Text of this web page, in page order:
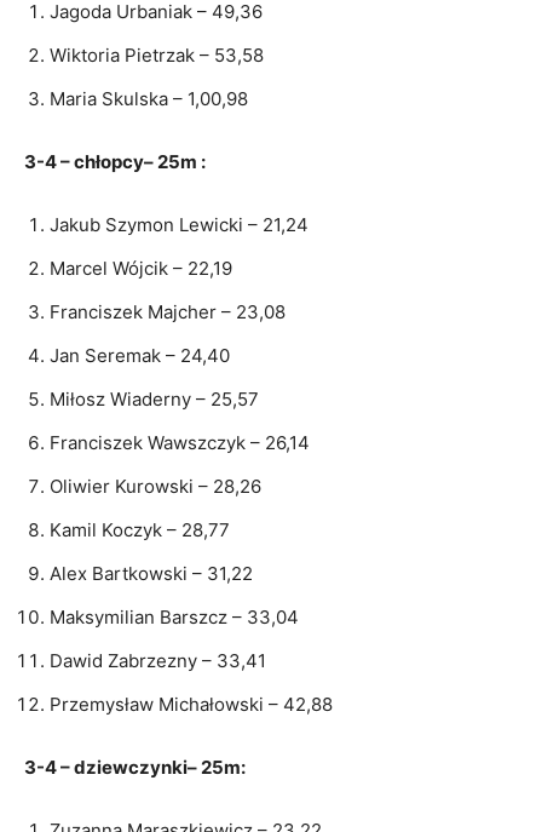
Jagoda Urbaniak – 49,36
Wiktoria Pietrzak – 53,58
Maria Skulska – 1,00,98
3-4 – chłopcy– 25m :
Jakub Szymon Lewicki – 21,24
Marcel Wójcik – 22,19
Franciszek Majcher – 23,08
Jan Seremak – 24,40
Miłosz Wiaderny – 25,57
Franciszek Wawszczyk – 26,14
Oliwier Kurowski – 28,26
Kamil Koczyk – 28,77
Alex Bartkowski – 31,22
Maksymilian Barszcz – 33,04
Dawid Zabrzezny – 33,41
Przemysław Michałowski – 42,88
3-4 – dziewczynki– 25m: